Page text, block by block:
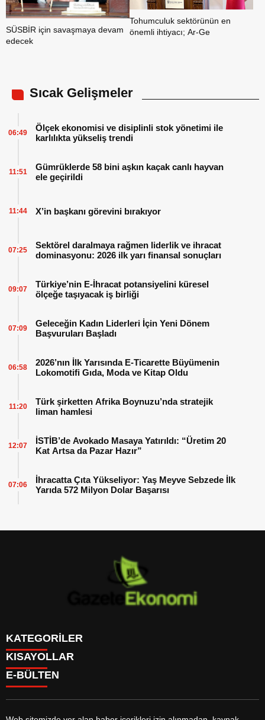
SÜSBİR için savaşmaya devam
edecek
Tohumculuk sektörünün en
önemli ihtiyacı; Ar-Ge
Sıcak Gelişmeler
Ölçek ekonomisi ve disiplinli stok yönetimi ile
karlılıkta yükseliş trendi
06:49
Gümrüklerde 58 bini aşkın kaçak canlı hayvan
ele geçirildi
11:51
X’in başkanı görevini bırakıyor
11:44
Sektörel daralmaya rağmen liderlik ve ihracat
dominasyonu: 2026 ilk yarı finansal sonuçları
07:25
Türkiye’nin E-İhracat potansiyelini küresel
ölçeğe taşıyacak iş birliği
09:07
Geleceğin Kadın Liderleri İçin Yeni Dönem
Başvuruları Başladı
07:09
2026’nın İlk Yarısında E-Ticarette Büyümenin
Lokomotifi Gıda, Moda ve Kitap Oldu
06:58
Türk şirketten Afrika Boynuzu’nda stratejik
liman hamlesi
11:20
İSTİB’de Avokado Masaya Yatırıldı: “Üretim 20
Kat Artsa da Pazar Hazır”
12:07
İhracatta Çıta Yükseliyor: Yaş Meyve Sebzede İlk
Yarıda 572 Milyon Dolar Başarısı
07:06
KATEGORİLER
GÜNDEM
DÜNYA
SİYASET
MAGAZİN
KISAYOLLAR
BURÇLAR
E-BÜLTEN